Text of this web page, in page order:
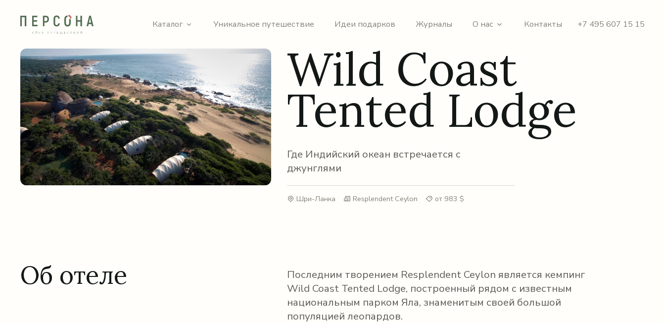
Каталог Уникальное путешествие Идеи подарков Журналы О нас Контакты +7 495 607 15 15
Wild Coast
Tented Lodge
Где Индийский океан встречается с
джунглями
Шри-Ланка Resplendent Сeylon от 983 $
Об отеле
Последним творением Resplendent Ceylon является кемпинг
Wild Coast Tented Lodge, построенный рядом с известным
национальным парком Яла, знаменитым своей большой
популяцией леопардов.